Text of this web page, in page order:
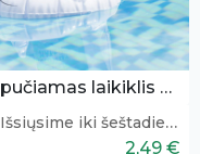
Pripučiamas laikiklis skardinei
Išsiųsime iki šeštadienio
2,49 €